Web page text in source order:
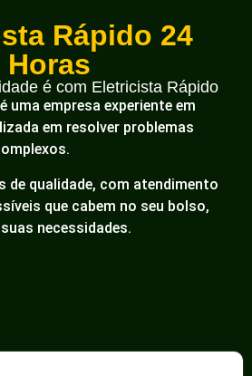
Rápido 24
Horas
é com Eletricista Rápido
uma empresa experiente em
em resolver problemas
de qualidade, com atendimento
que cabem no seu bolso,
necessidades.